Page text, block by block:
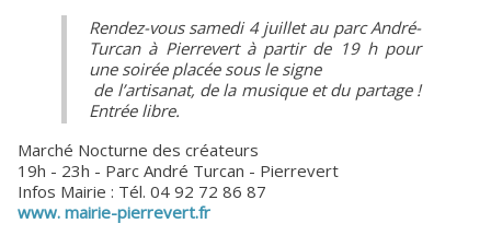
Rendez-vous samedi 4 juillet au parc André-
Turcan à Pierrevert à partir de 19 h pour
une soirée placée sous le signe
de l’artisanat, de la musique et du partage !
Entrée libre.
Marché Nocturne des créateurs
19h - 23h - Parc André Turcan - Pierrevert
Infos Mairie : Tél. 04 92 72 86 87
www. mairie-pierrevert.fr